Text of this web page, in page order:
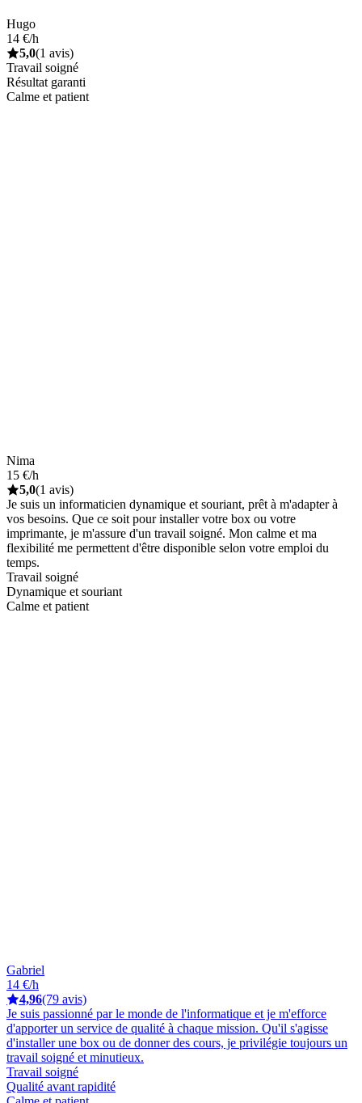
Hugo
14 €/h
5,0(1 avis)
Travail soigné
Résultat garanti
Calme et patient
Nima
15 €/h
5,0(1 avis)
Je suis un informaticien dynamique et souriant, prêt à m'adapter à
vos besoins. Que ce soit pour installer votre box ou votre
imprimante, je m'assure d'un travail soigné. Mon calme et ma
flexibilité me permettent d'être disponible selon votre emploi du
temps.
Travail soigné
Dynamique et souriant
Calme et patient
Gabriel
14 €/h
4,96(79 avis)
Je suis passionné par le monde de l'informatique et je m'efforce
d'apporter un service de qualité à chaque mission. Qu'il s'agisse
d'installer une box ou de donner des cours, je privilégie toujours un
travail soigné et minutieux.
Travail soigné
Qualité avant rapidité